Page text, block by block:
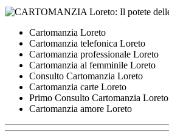
Cartomanzia Loreto
Cartomanzia telefonica Loreto
Cartomanzia professionale Loreto
Cartomanzia al femminile Loreto
Consulto Cartomanzia Loreto
Cartomanzia carte Loreto
Primo Consulto Cartomanzia Loreto
Cartomanzia amore Loreto